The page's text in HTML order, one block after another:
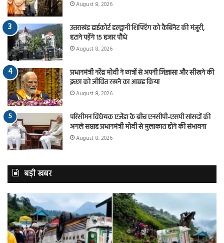
August 8, 2026
उत्तराखंड हाईकोर्ट हल्द्वानी शिफ्टिंग को कैबिनेट की मंजूरी,
हटाने पड़ेंगे 15 हजार पौधे
August 8, 2026
प्रधानमंत्री नरेंद्र मोदी ने छात्रों से अपनी जिज्ञासा और सीखने की
इच्छा को जीवित रखने का आग्रह किया
August 8, 2026
परिसीमन विधेयक एजेंडा के बीच एनसीपी-एसपी सांसदों की
अगले सप्ताह प्रधानमंत्री मोदी से मुलाकात होने की संभावना
August 8, 2026
बड़ी खबर